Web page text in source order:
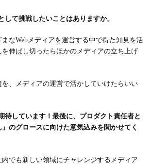
して挑戦したいことはありますか。
なWebメディアを運営する中で得た知見を活
伸ばし切ったらほかのメディアの立ち上げ
、メディアの運営で活かしていけたらいい
待しています！最後に、プロダクト責任者と
のグロースに向けた意気込みを聞かせてく
内でも新しい領域にチャレンジするメディア